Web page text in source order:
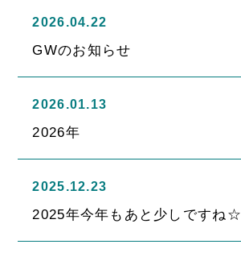
2026.04.22
GWのお知らせ
2026.01.13
2026年
2025.12.23
2025年今年もあと少しですね☆